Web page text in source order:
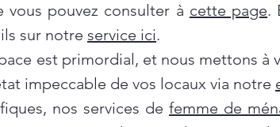
vous pouvez consulter à cette page.
sur notre service ici.
est primordial, et nous mettons
impeccable de vos locaux via notre
nos services de femme de